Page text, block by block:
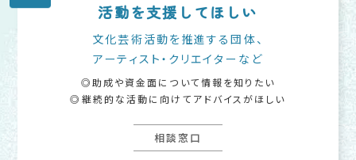
活動を支援してほしい
文化芸術活動を推進する団体、
アーティスト・クリエイターなど
助成や資金面について情報を知りたい
継続的な活動に向けてアドバイスがほしい
相談窓口